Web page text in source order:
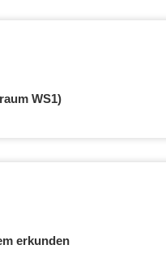
WS1)
erkunden